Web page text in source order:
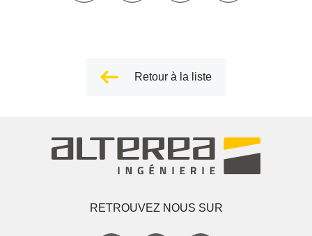
Retour à la liste
RETROUVEZ NOUS SUR